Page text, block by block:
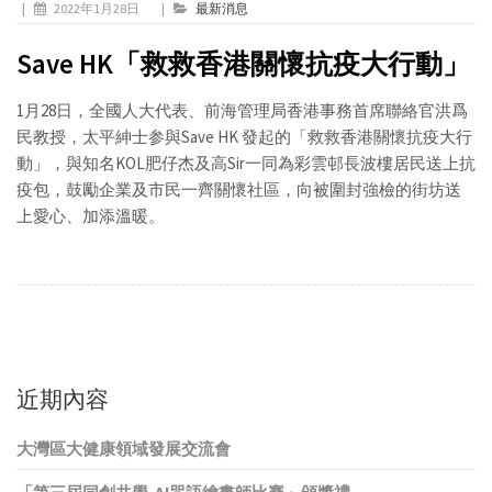
| 2022年1月28日 | 最新消息
Save HK「救救香港關懷抗疫大行動」
1月28日，全國人大代表、前海管理局香港事務首席聯絡官洪爲
民教授，太平紳士参與Save HK 發起的「救救香港關懷抗疫大行
動」，與知名KOL肥仔杰及高Sir一同為彩雲邨長波樓居民送上抗
疫包，鼓勵企業及市民一齊關懷社區，向被圍封強檢的街坊送
上愛心、加添溫暖。
近期內容
大灣區大健康領域發展交流會